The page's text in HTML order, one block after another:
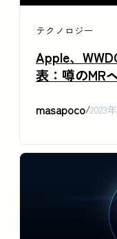
テクノロジー
Apple、
表：噂のMR
masapoco/2023